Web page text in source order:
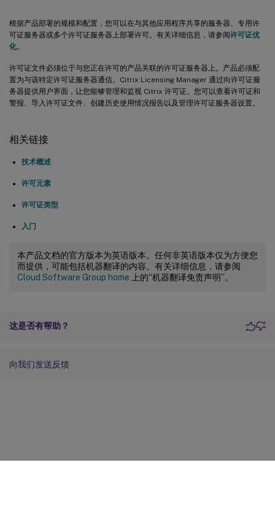
根据产品部署的规模和配置，您可以在与其他应用程序共享的服务器、专用许
可证服务器或多个许可证服务器上部署许可。有关详细信息，请参阅许可证优
化。
许可证文件必须位于与您正在许可的产品关联的许可证服务器上。产品必须配
置为与该特定许可证服务器通信。Citrix Licensing Manager 通过向许可证服
务器提供用户界面，让您能够管理和监视 Citrix 许可证。您可以查看许可证和
警报、导入许可证文件、创建历史使用情况报告以及管理许可证服务器设置。
相关链接
技术概述
许可元素
许可证类型
入门
本产品文档的官方版本为英语版本。任何非英语版本仅为方便您
而提供，可能包括机器翻译的内容。有关详细信息，请参阅
Cloud Software Group home 上的“机器翻译免责声明”。
这是否有帮助？
向我们发送反馈